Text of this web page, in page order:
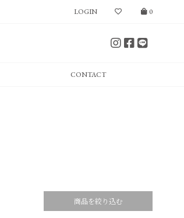
LOGIN 0
CONTACT
商品を絞り込む